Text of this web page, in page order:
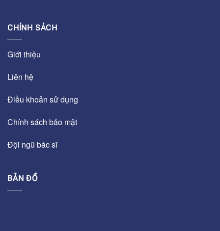
CHÍNH SÁCH
Giới thiệu
Liên hệ
Điều khoản sử dụng
Chính sách bảo mật
Đội ngũ bác sĩ
BẢN ĐỒ